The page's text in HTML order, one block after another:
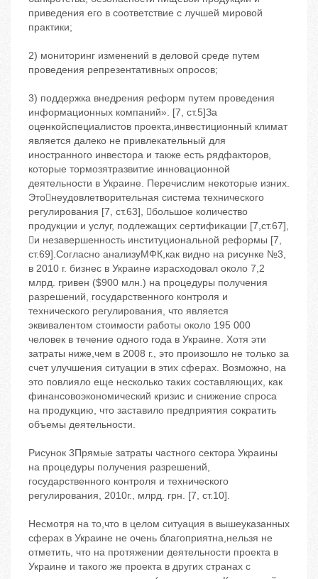
приведения его в соответствие с лучшей мировой
практики;
2) мониторинг изменений в деловой среде путем
проведения репрезентативных опросов;
3) поддержка внедрения реформ путем проведения
информационных компаний». [7, ст.5]За
оценкойспециалистов проекта,инвестиционный климат
является далеко не привлекательный для
иностранного инвестора и также есть рядфакторов,
которые тормозятразвитие инновационной
деятельности в Украине. Перечислим некоторые изних.
Этонеудовлетворительная система технического
регулирования [7, ст.63], большое количество
продукции и услуг, подлежащих сертификации [7,ст.67],
и незавершенность институциональной реформы [7,
ст.69].Согласно анализуМФК,как видно на рисунке №3,
в 2010 г. бизнес в Украине израсходовал около 7,2
млрд. гривен ($900 млн.) на процедуры получения
разрешений, государственного контроля и
технического регулирования, что является
эквивалентом стоимости работы около 195 000
человек в течение одного года в Украине. Хотя эти
затраты ниже,чем в 2008 г., это произошло не только за
счет улучшения ситуации в этих сферах. Возможно, на
это повлияло еще несколько таких составляющих, как
финансовоэкономический кризис и снижение спроса
на продукцию, что заставило предприятия сократить
объемы деятельности.
Рисунок 3Прямые затраты частного сектора Украины
на процедуры получения разрешений,
государственного контроля и технического
регулирования, 2010г., млрд. грн. [7, ст.10].
Несмотря на то,что в целом ситуация в вышеуказанных
сферах в Украине не очень благоприятна,нельзя не
отметить, что на протяжении деятельности проекта в
Украине и такого же проекта в других странах с